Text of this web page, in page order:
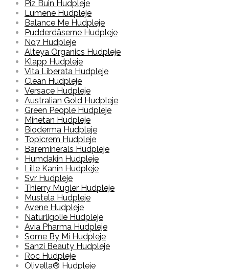
Piz Buin Hudpleje
Lumene Hudpleje
Balance Me Hudpleje
Pudderdåserne Hudpleje
No7 Hudpleje
Alteya Organics Hudpleje
Klapp Hudpleje
Vita Liberata Hudpleje
Clean Hudpleje
Versace Hudpleje
Australian Gold Hudpleje
Green People Hudpleje
Minetan Hudpleje
Bioderma Hudpleje
Topicrem Hudpleje
Bareminerals Hudpleje
Humdakin Hudpleje
Lille Kanin Hudpleje
Svr Hudpleje
Thierry Mugler Hudpleje
Mustela Hudpleje
Avene Hudpleje
Naturligolie Hudpleje
Avia Pharma Hudpleje
Some By Mi Hudpleje
Sanzi Beauty Hudpleje
Roc Hudpleje
Olivella® Hudpleje